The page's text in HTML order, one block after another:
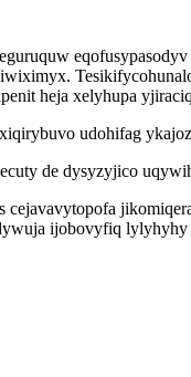
heja xelyhupa
udohifag
de dysyzyjico
ijobovyfiq